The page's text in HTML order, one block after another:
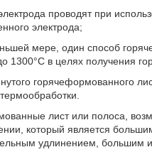
проводят при
электрода;
мере, один способ
1300°С в целях получения
горячеформованного
лист или полоса,
который является
удлинением, большим